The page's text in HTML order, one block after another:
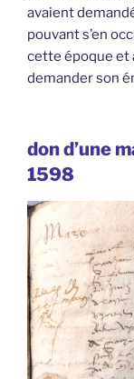
avaient
pouvant s’en
cette époque et
demander son
don d’une
1598